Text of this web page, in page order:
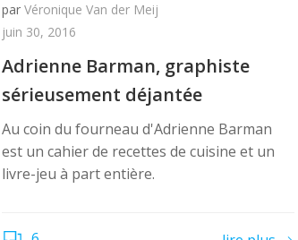
par Véronique Van der Meij
juin 30, 2016
Adrienne Barman, graphiste
sérieusement déjantée
Au coin du fourneau d'Adrienne Barman
est un cahier de recettes de cuisine et un
livre-jeu à part entière.